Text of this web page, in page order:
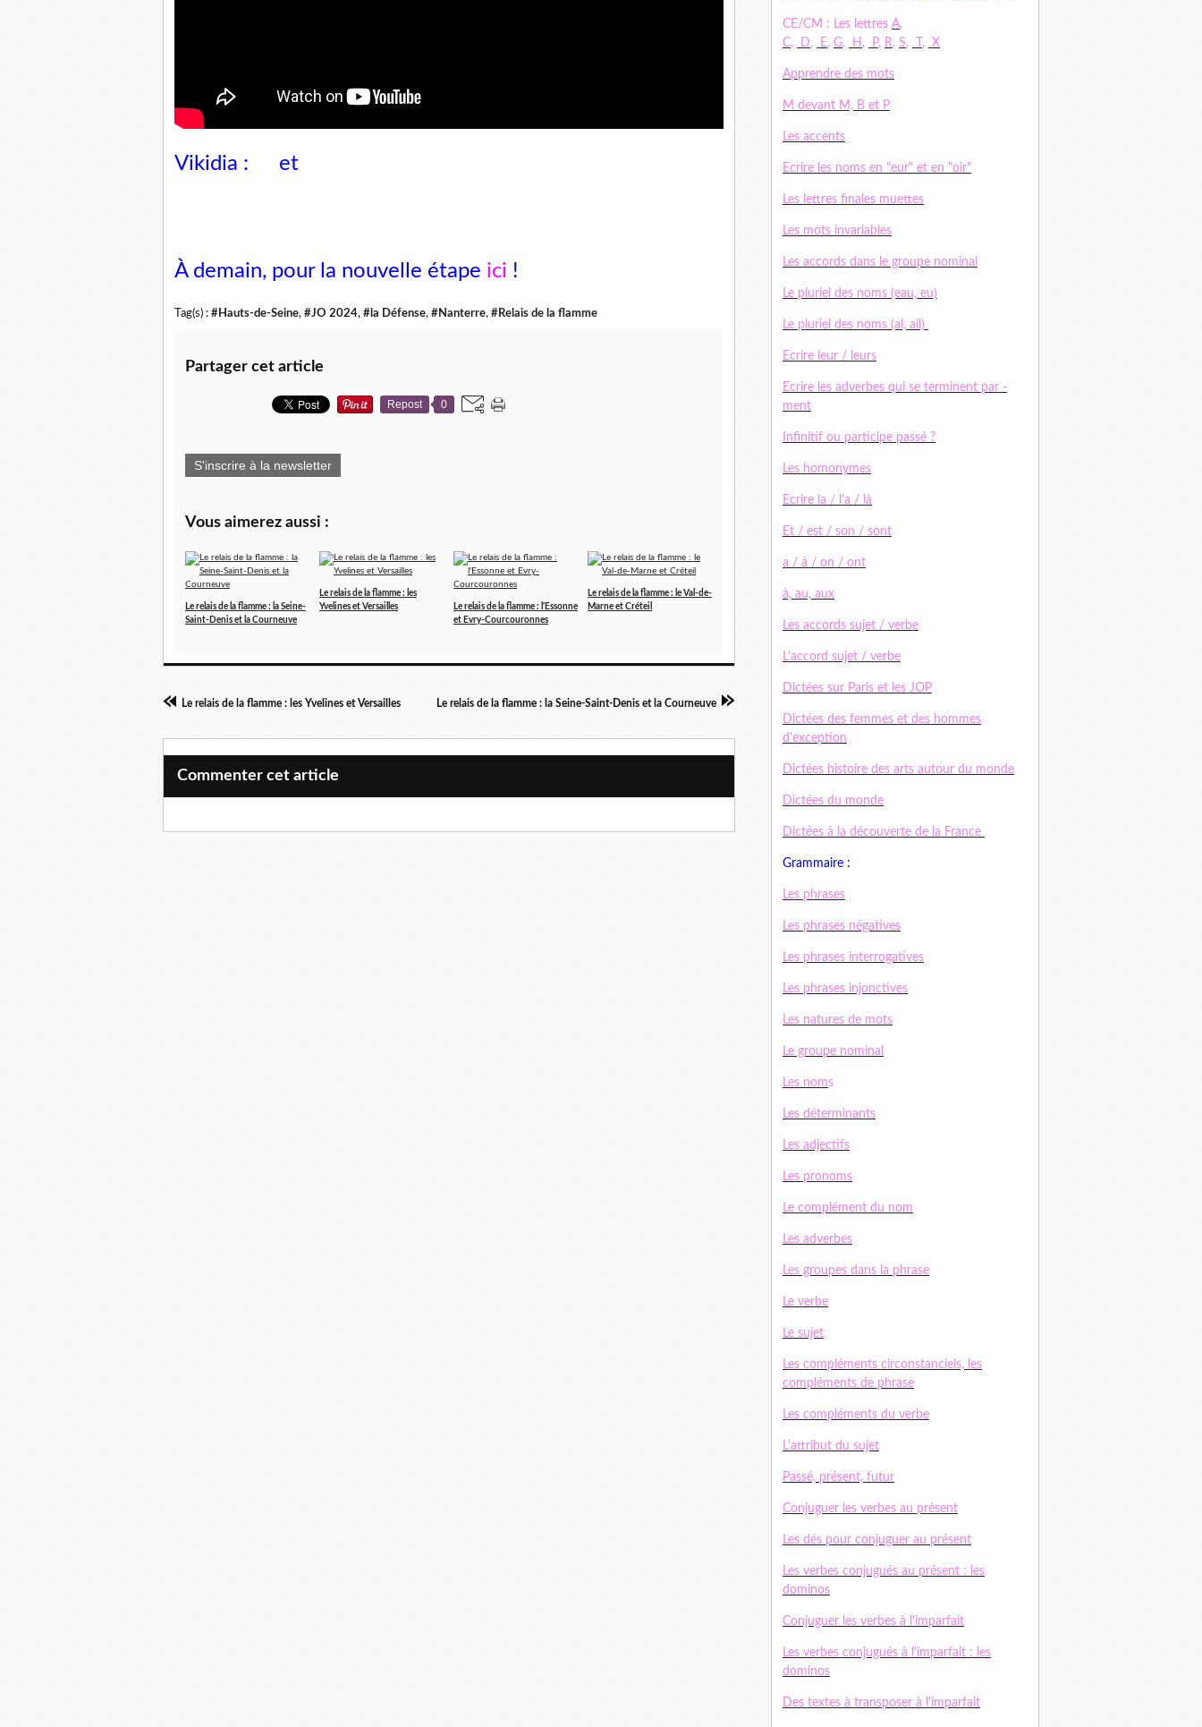
Vikidia : et
À demain, pour la nouvelle étape ici !
Tag(s) : #Hauts-de-Seine, #JO 2024, #la Défense, #Nanterre, #Relais de la flamme
Partager cet article
Repost 0
S'inscrire à la newsletter
Vous aimerez aussi :
Le relais de la flamme : la Seine-
Saint-Denis et la Courneuve
Le relais de la flamme : les
Yvelines et Versailles
Le relais de la flamme : l'Essonne
et Evry-Courcouronnes
Le relais de la flamme : le Val-de-
Marne et Créteil
Le relais de la flamme : les Yvelines et Versailles Le relais de la flamme : la Seine-Saint-Denis et la Courneuve
Commenter cet article
CE/CM : Les lettres A,
C, D, E, G, H , P, R, S, , X
Apprendre des mots
M devant M, B et P
Les accents
Ecrire les noms en "eur" et en "oir"
Les lettres finales muettes
Les mots invariables
Les accords dans le groupe nominal
Le pluriel des noms (eau, eu)
Le pluriel des noms (al, ail)
Ecrire leur / leurs
Ecrire les adverbes qui se terminent par -
ment
Infinitif ou participe passé ?
Les homonymes
Ecrire la / l'a / là
Et / est / son / sont
a / à / on / ont
à, au, aux
Les accords sujet / verbe
L'accord sujet / verbe
Dictées sur Paris et les JOP
Dictées des femmes et des hommes
d'exception
Dictées histoire des arts autour du monde
Dictées du monde
Dictées à la découverte de la France
Grammaire :
Les phrases
Les phrases négatives
Les phrases interrogatives
Les phrases injonctives
Les natures de mots
Le groupe nominal
Les noms
Les déterminants
Les adjectifs
Les pronoms
Le complément du nom
Les adverbes
Les groupes dans la phrase
Le verbe
Le sujet
Les compléments circonstanciels, les
compléments de phrase
Les compléments du verbe
L'attribut du sujet
Passé, présent, futur
Conjuguer les verbes au présent
Les dés pour conjuguer au présent
Les verbes conjugués au présent : les
dominos
Conjuguer les verbes à l'imparfait
Les verbes conjugués à l'imparfait : les
dominos
Des textes à transposer à l'imparfait